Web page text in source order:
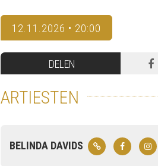
12.11.2026 • 20:00
DELEN
ARTIESTEN
BELINDA DAVIDS